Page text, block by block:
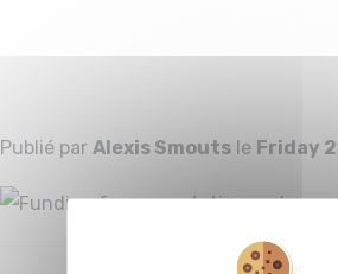
Publié par Alexis Smouts le Friday